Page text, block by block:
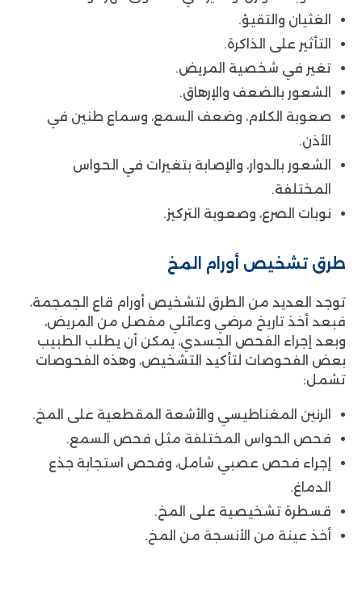
الغثيان والتقيؤ.
التأثير على الذاكرة.
تغير في شخصية المريض.
الشعور بالضعف والإرهاق.
صعوبة الكلام، وضعف السمع، وسماع طنين في
الأذن.
الشعور بالدوار، والإصابة بتغيرات في الحواس
المختلفة.
نوبات الصرع، وصعوبة التركيز.
طرق تشخيص أورام المخ
توجد العديد من الطرق لتشخيص أورام قاع الجمجمة،
فبعد أخذ تاريخ مرضي وعائلي مفصل من المريض،
وبعد إجراء الفحص الجسدي، يمكن أن يطلب الطبيب
بعض الفحوصات لتأكيد التشخيص، وهذه الفحوصات
تشمل:
الرنين المغناطيسي والأشعة المقطعية على المخ.
فحص الحواس المختلفة مثل فحص السمع.
إجراء فحص عصبي شامل، وفحص استجابة جذع
الدماغ.
قسطرة تشخيصية على المخ.
أخذ عينة من الأنسجة من المخ.